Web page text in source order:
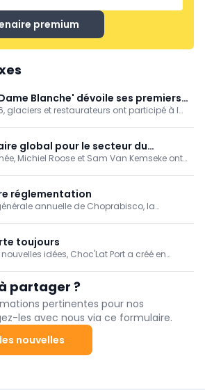
premium
Blanche' dévoile ses premiers
glaciers et restaurateurs ont participé à la
ont reçu la visite des chefs de la
chargés de désigner le créateur
régionale. Les six lauréats ont été
l’occasion de la Journée de la Dame
distinction officielle à afficher sur la
global pour le secteur du
Michiel Roose et Sam Van Kemseke ont
pour le secteur du chocolat, cela faisait
qu'ils collaboraient étroitement avec Mol
réglementation
annuelle de Choprabisco, la
évolutions politiques.
toujours
idées, Choc'Lat Port a créé en
praline, nous y avons vu un défi", raconte
jour à perfectionner son savoir-
partager ?
pertinentes pour nos
les avec nous via ce formulaire.
nouvelles